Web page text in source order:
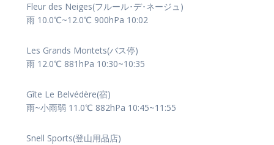
Fleur des Neiges(フルール･デ･ネージュ)
雨 10.0℃~12.0℃ 900hPa 10:02
Les Grands Montets(バス停)
雨 12.0℃ 881hPa 10:30~10:35
Gîte Le Belvédère(宿)
雨~小雨弱 11.0℃ 882hPa 10:45~11:55
Snell Sports(登山用品店)